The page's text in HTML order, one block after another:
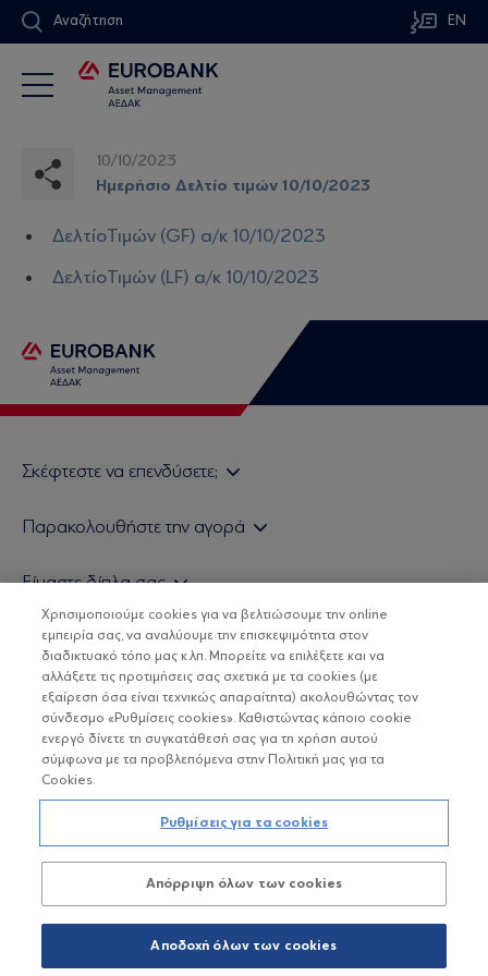
Αναζήτηση EN
10/10/2023
Ημερήσιο Δελτίο τιμών 10/10/2023
ΔελτίοΤιμών (GF) α/κ 10/10/2023
ΔελτίοΤιμών (LF) α/κ 10/10/2023
Σκέφτεστε να επενδύσετε;
Τιμολογιακή Πολιτική
Δείτε τις πολιτικές μας
Βασικές Γνώσεις
Παρακολουθήστε την αγορά
Τα νέα μας
Χρήσιμοι σύνδεσμοι
Είμαστε δίπλα σας
H Eurobank Asset Management ΑΕΔΑΚ
Επενδυτική φιλοσοφία ESG
Πιστοποιημένα στελέχη και συνεργάτες
Αποστολή Βιογραφικών
ΟΙ ΟΣΕΚΑ ΔΕΝ ΕΧΟΥΝ ΕΓΓΥΗΜΕΝΗ ΑΠΟΔΟΣΗ ΚΑΙ ΟΙ
ΠΡΟΗΓΟΥΜΕΝΕΣ ΑΠΟΔΟΣΕΙΣ ΔΕΝ ΔΙΑΣΦΑΛΙΖΟΥΝ ΤΙΣ
ΜΕΛΛΟΝΤΙΚΕΣ
Copyright © Eurobank ΑΕΔΑΚ
Προστασία Προσωπικών Δεδομένων
Όροι χρήσης
Πολιτική cookies
Χρησιμοποιούμε cookies για να βελτιώσουμε την online
εμπειρία σας, να αναλύουμε την επισκεψιμότητα στον
διαδικτυακό τόπο μας κ.λπ. Μπορείτε να επιλέξετε και να
αλλάξετε τις προτιμήσεις σας σχετικά με τα cookies (με
εξαίρεση όσα είναι τεχνικώς απαραίτητα) ακολουθώντας τον
σύνδεσμο «Ρυθμίσεις cookies». Καθιστώντας κάποιο cookie
ενεργό δίνετε τη συγκατάθεσή σας για τη χρήση αυτού
σύμφωνα με τα προβλεπόμενα στην Πολιτική μας για τα
Cookies.
Ρυθμίσεις για τα cookies
Απόρριψη όλων των cookies
Αποδοχή όλων των cookies